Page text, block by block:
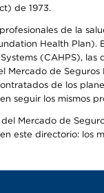
de 1973.
de la
Health Plan).
(CAHPS), las
de Seguros
de los
seguir los mismos
Mercado de
este directorio: los